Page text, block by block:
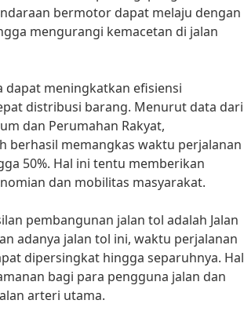
bermotor dapat melaju dengan
mengurangi kemacetan di jalan
dapat meningkatkan efisiensi
distribusi barang. Menurut data dari
dan Perumahan Rakyat,
berhasil memangkas waktu perjalanan
50%. Hal ini tentu memberikan
dan mobilitas masyarakat.
pembangunan jalan tol adalah Jalan
adanya jalan tol ini, waktu perjalanan
dipersingkat hingga separuhnya. Hal
bagi para pengguna jalan dan
arteri utama.